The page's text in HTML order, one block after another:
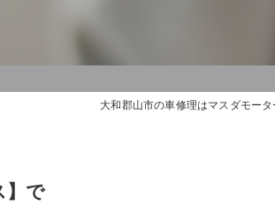
大和郡山市の車修理はマスダモータ
】で